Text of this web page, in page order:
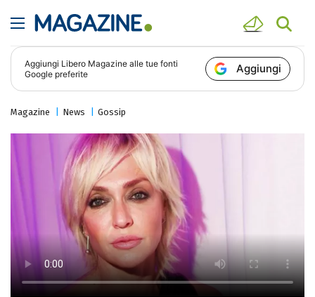
Aggiungi Libero Magazine alle tue fonti
Google preferite
Aggiungi
Magazine News Gossip